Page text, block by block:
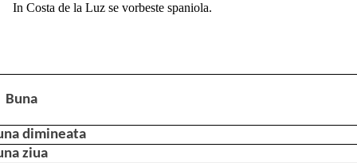
In Costa de la Luz se vorbeste spaniola.
Buna
dimineata
ziua